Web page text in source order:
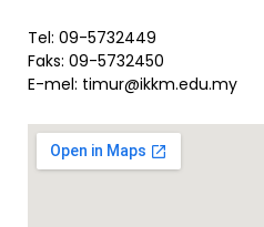
Tel: 09-5732449
Faks: 09-5732450
E-mel: timur@ikkm.edu.my